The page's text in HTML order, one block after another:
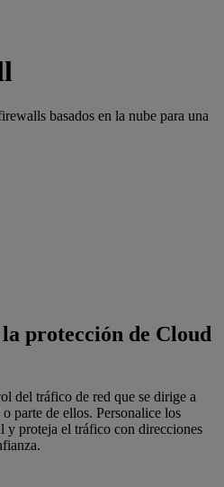
basados en la nube para una
protección de Cloud
del tráfico de red que se dirige a
parte de ellos. Personalice los
y proteja el tráfico con direcciones